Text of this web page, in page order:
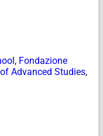
, Fondazione
Advanced Studies,